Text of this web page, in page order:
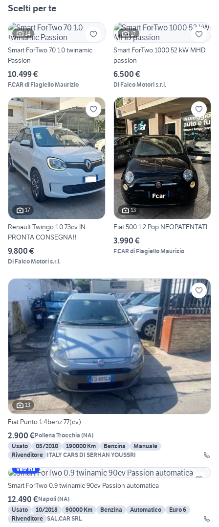
Scelti per te
14
Smart ForTwo 70 1.0 twinamic
Passion
10.499 €
F.CAR di Flagiello Maurizio
17
Smart ForTwo 1000 52 kW MHD
passion
6.500 €
Di Falco Motori s.r.l.
17
Renault Twingo 1.0 73cv IN
PRONTA CONSEGNA!!
9.800 €
Di Falco Motori s.r.l.
13
Fiat 500 1.2 Pop NEOPATENTATI
3.990 €
F.CAR di Flagiello Maurizio
13
Fiat Punto 1.4benz 77(cv)
2.900 €Pollena Trocchia (NA)
Usato
05/2010 190000 Km Benzina
Manuale
Rivenditore ITALY CARS DI SERHAN YOUSSRI
Vetrina
Smart ForTwo 0.9 twinamic 90cv Passion automatica
12.490 €Napoli(NA)
Usato
10/2018 90000 Km Benzina Automatico
Euro 6
Rivenditore SAL.CAR SRL